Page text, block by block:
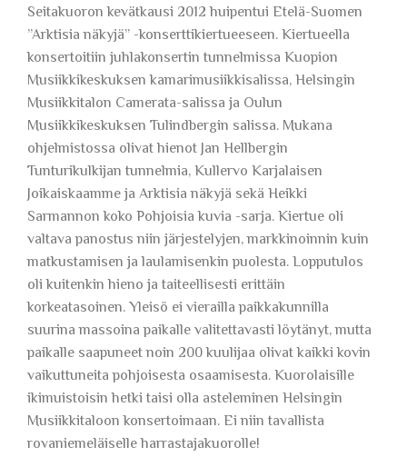
Seitakuoron kevätkausi 2012 huipentui Etelä-Suomen
”Arktisia näkyjä” -konserttikiertueeseen. Kiertueella
konsertoitiin juhlakonsertin tunnelmissa Kuopion
Musiikkikeskuksen kamarimusiikkisalissa, Helsingin
Musiikkitalon Camerata-salissa ja Oulun
Musiikkikeskuksen Tulindbergin salissa. Mukana
ohjelmistossa olivat hienot Jan Hellbergin
Tunturikulkijan tunnelmia, Kullervo Karjalaisen
Joikaiskaamme ja Arktisia näkyjä sekä Heikki
Sarmannon koko Pohjoisia kuvia -sarja. Kiertue oli
valtava panostus niin järjestelyjen, markkinoinnin kuin
matkustamisen ja laulamisenkin puolesta. Lopputulos
oli kuitenkin hieno ja taiteellisesti erittäin
korkeatasoinen. Yleisö ei vierailla paikkakunnilla
suurina massoina paikalle valitettavasti löytänyt, mutta
paikalle saapuneet noin 200 kuulijaa olivat kaikki kovin
vaikuttuneita pohjoisesta osaamisesta. Kuorolaisille
ikimuistoisin hetki taisi olla asteleminen Helsingin
Musiikkitaloon konsertoimaan. Ei niin tavallista
rovaniemeläiselle harrastajakuorolle!